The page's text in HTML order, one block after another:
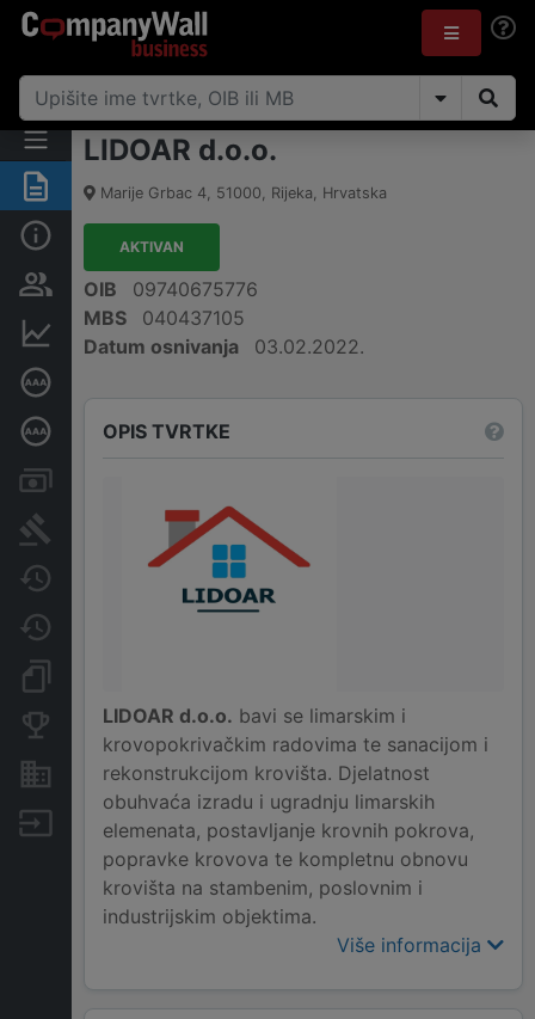
Sažetak
Osobe i vlasništvo
Dubinska bonitetna ocjena
Sudske objave
Konkurentske tvrtke
Nekretnine i imovina
Izvoz
LIDOAR d.o.o.
Marije Grbac 4, 51000, Rijeka, Hrvatska
AKTIVAN
OIB
09740675776
MBS
040437105
Datum osnivanja
03.02.2022.
OPIS TVRTKE
LIDOAR d.o.o. bavi se limarskim i
krovopokrivačkim radovima te sanacijom i
rekonstrukcijom krovišta. Djelatnost
obuhvaća izradu i ugradnju limarskih
elemenata, postavljanje krovnih pokrova,
popravke krovova te kompletnu obnovu
krovišta na stambenim, poslovnim i
industrijskim objektima.
Više informacija